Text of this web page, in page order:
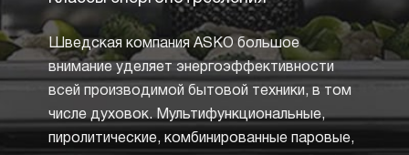
Шведская компания ASKO большое
внимание уделяет энергоэффективности
всей производимой бытовой техники, в том
числе духовок. Мультифункциональные,
пиролитические, комбинированные паровые,